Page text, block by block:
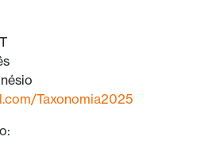
Taxonomia2025